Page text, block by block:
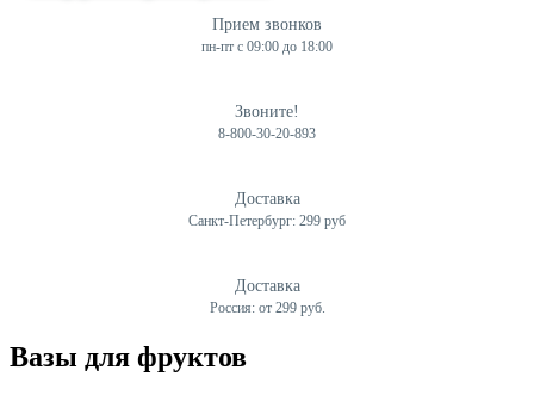
Вазы для фруктов